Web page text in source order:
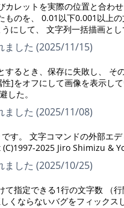
カレットを実際の位置と合わ
のを、 0.01以下0.001以上
にして、 文字列一括描画と
ました (2025/11/15)
するとき、保存に失敗し、
]をオフにして画像を表示し
した。
ました (2025/11/08)
す。 文字コマンドの外部エ
2025 Jiro Shimizu &
ました (2025/10/25)
て指定できる1行の文字数
くならないバグをフィックス